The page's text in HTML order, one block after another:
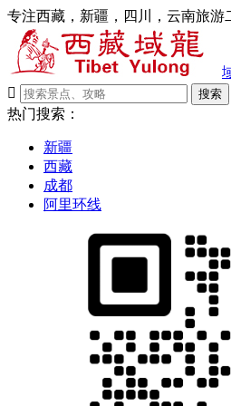
专注西藏，新疆，四川，云南旅

搜索
热门搜索：
新疆
西藏
成都
阿里环线